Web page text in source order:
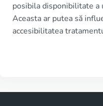
posibila disponibilitate a
Aceasta ar putea să
accesibilitatea